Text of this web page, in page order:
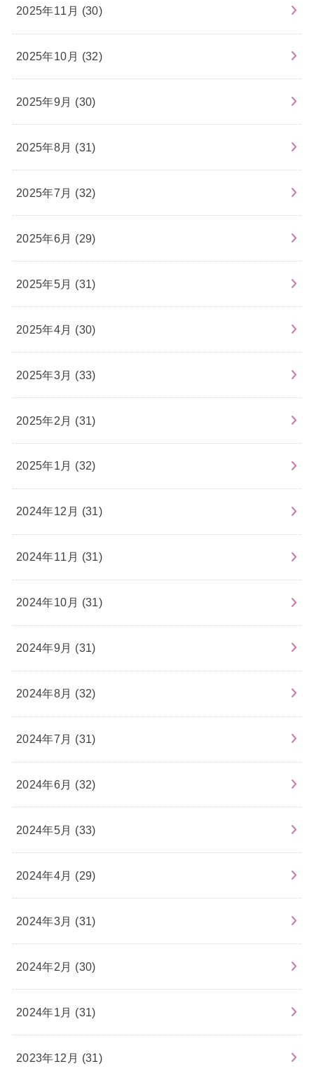
2025年11月 (30)
2025年10月 (32)
2025年9月 (30)
2025年8月 (31)
2025年7月 (32)
2025年6月 (29)
2025年5月 (31)
2025年4月 (30)
2025年3月 (33)
2025年2月 (31)
2025年1月 (32)
2024年12月 (31)
2024年11月 (31)
2024年10月 (31)
2024年9月 (31)
2024年8月 (32)
2024年7月 (31)
2024年6月 (32)
2024年5月 (33)
2024年4月 (29)
2024年3月 (31)
2024年2月 (30)
2024年1月 (31)
2023年12月 (31)